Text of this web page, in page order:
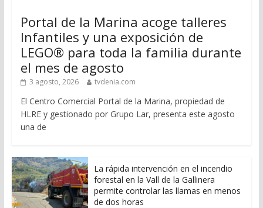
Portal de la Marina acoge talleres
Infantiles y una exposición de
LEGO® para toda la familia durante
el mes de agosto
3 agosto, 2026 tvdenia.com
El Centro Comercial Portal de la Marina, propiedad de
HLRE y gestionado por Grupo Lar, presenta este agosto
una de
La rápida intervención en el incendio
forestal en la Vall de la Gallinera
permite controlar las llamas en menos
de dos horas